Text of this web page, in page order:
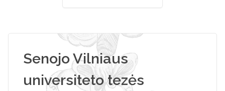
Senojo Vilniaus
universiteto tezės